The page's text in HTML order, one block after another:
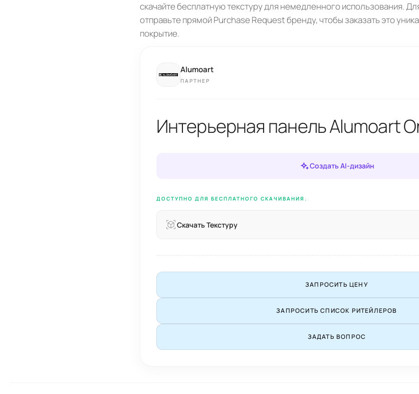
скачайте бесплатную текстуру для немедленного использования.
отправьте прямой Purchase Request бренду, чтобы заказать это
покрытие.
Alumoart
ПАРТНЕР
Интерьерная панель Alumoart
Создать AI-дизайн
ДОСТУПНО ДЛЯ БЕСПЛАТНОГО СКАЧИВАНИЯ.
Скачать Текстуру
ЗАПРОСИТЬ ЦЕНУ
ЗАПРОСИТЬ СПИСОК РИТЕЙЛЕРОВ
ЗАДАТЬ ВОПРОС